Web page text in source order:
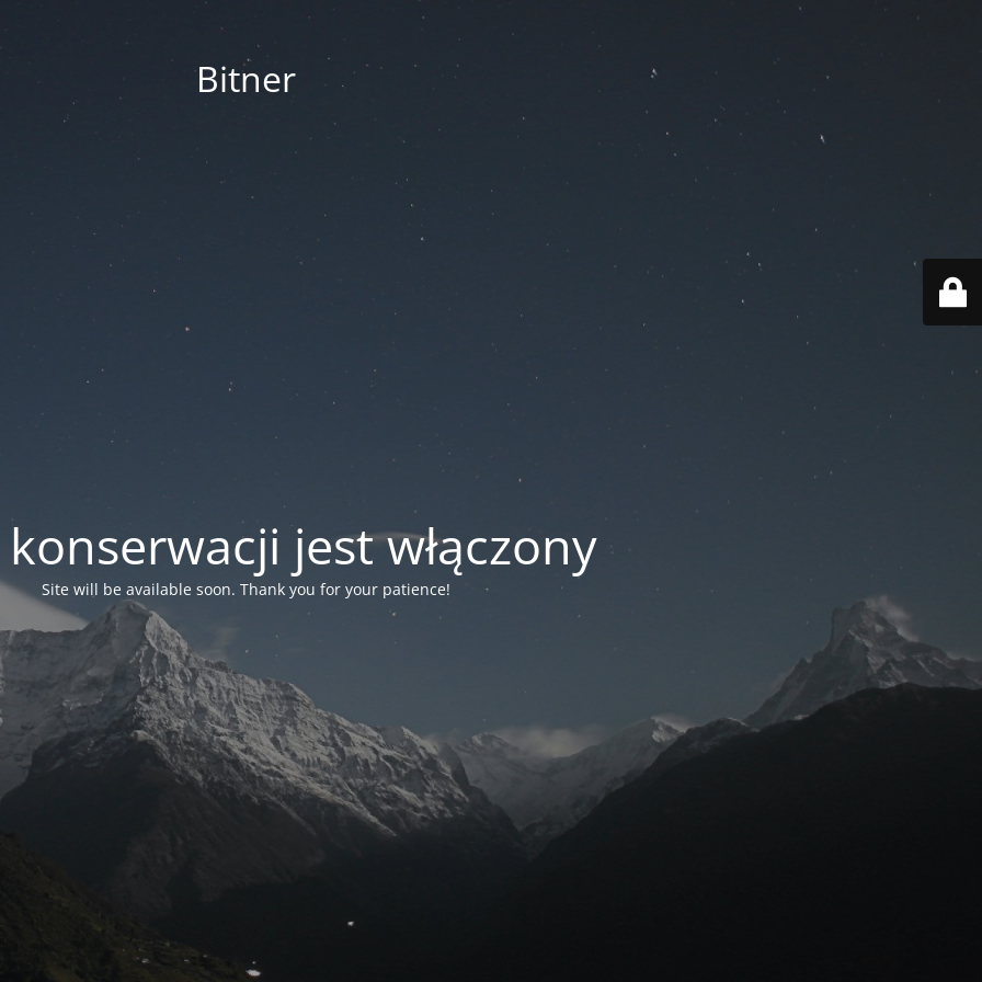
Bitner
jest włączony
Site will be available soon. Thank you for your patience!